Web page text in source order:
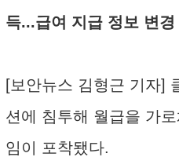
득...급여 지급 정보 변경
[보안뉴스 김형근 기자]
션에 침투해 월급을 가
임이 포착됐다.